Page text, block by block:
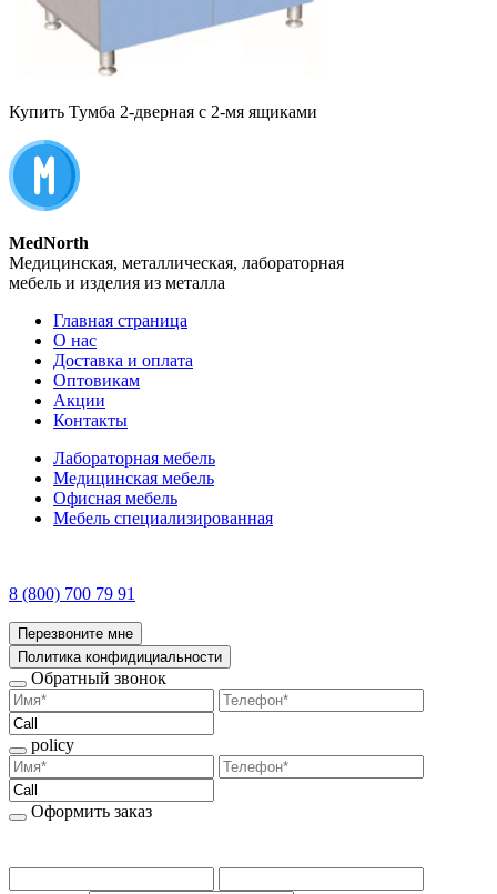
Купить Тумба 2-дверная с 2-мя ящиками
MedNorth
Медицинская, металлическая, лабораторная
мебель и изделия из металла
Главная страница
О нас
Доставка и оплата
Оптовикам
Акции
Контакты
Лабораторная мебель
Медицинская мебель
Офисная мебель
Мебель специализированная
8 (800) 700 79 91
Перезвоните мне
Политика конфидициальности
Обратный звонок
policy
Оформить заказ